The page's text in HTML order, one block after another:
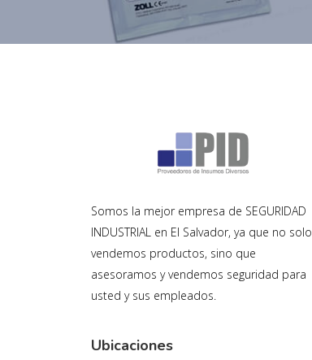
Somos la mejor empresa de SEGURIDAD
INDUSTRIAL en El Salvador, ya que no solo
vendemos productos, sino que
asesoramos y vendemos seguridad para
usted y sus empleados.
Ubicaciones